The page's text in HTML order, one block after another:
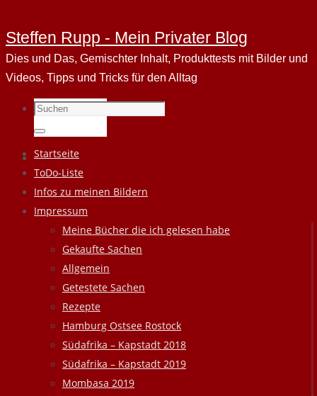
Steffen Rupp - Mein Privater Blog
Dies und Das, Gemischter Inhalt, Produkttests mit Bilder und
Videos, Tipps und Tricks für den Alltag
Suchen
nach:
Suchen
Zum
Inhalt
springen
Startseite
ToDo-Liste
Infos zu meinen Bildern
Impressum
Meine Bücher die ich gelesen habe
Gekaufte Sachen
Allgemein
Getestete Sachen
Rezepte
Hamburg Ostsee Rostock
Südafrika – Kapstadt 2018
Südafrika – Kapstadt 2019
Mombasa 2019